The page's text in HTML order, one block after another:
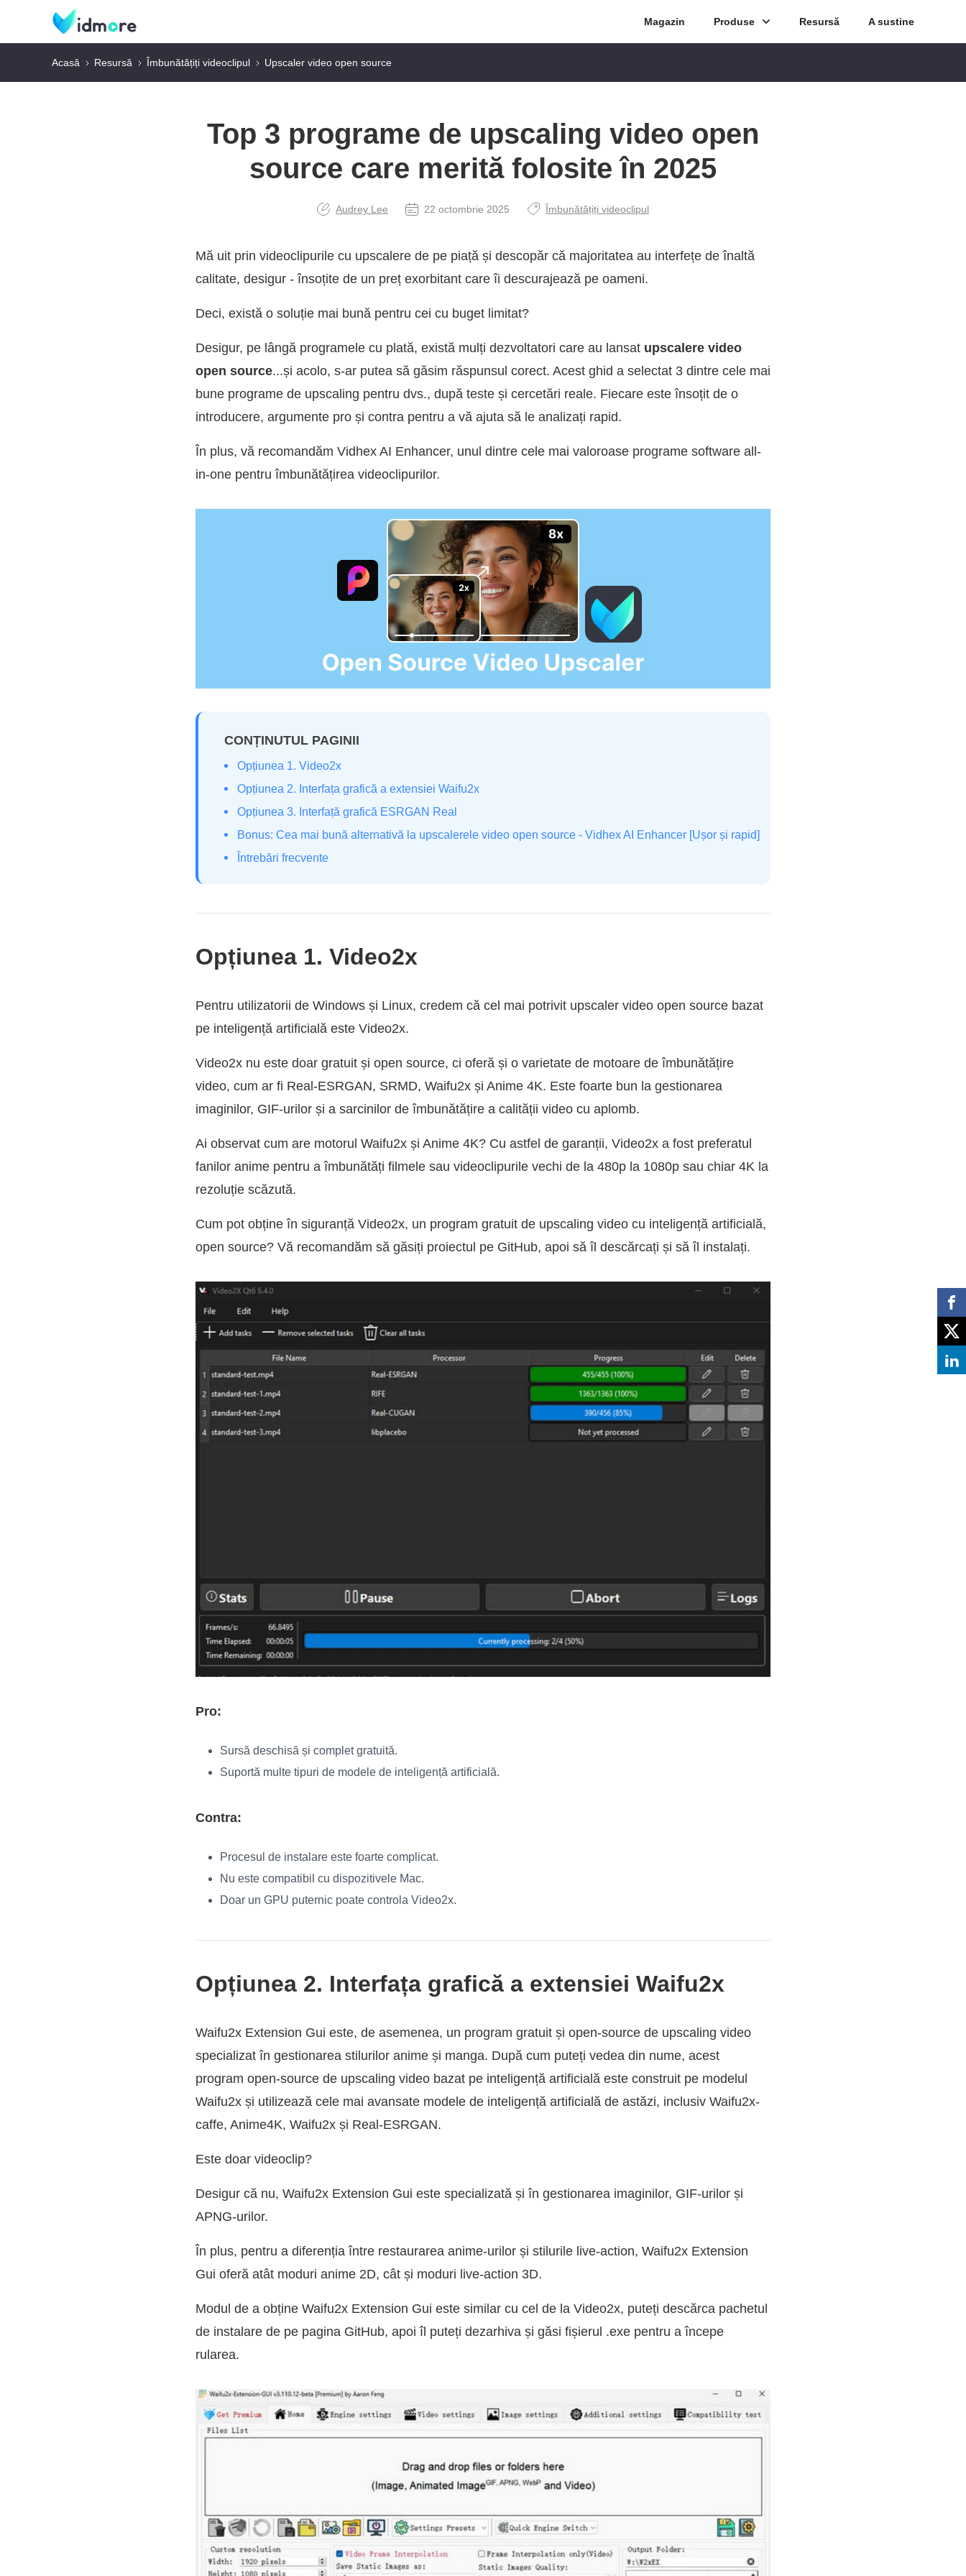
Magazin Produse Resursă A sustine
Acasă Resursă Îmbunătățiți videoclipul Upscaler video open source
Top 3 programe de upscaling video open
source care merită folosite în 2025
Audrey Lee 22 octombrie 2025 Îmbunătățiți videoclipul
Mă uit prin videoclipurile cu upscalere de pe piață și descopăr că majoritatea au interfețe de înaltă
calitate, desigur - însoțite de un preț exorbitant care îi descurajează pe oameni.
Deci, există o soluție mai bună pentru cei cu buget limitat?
Desigur, pe lângă programele cu plată, există mulți dezvoltatori care au lansat upscalere video
open source...și acolo, s-ar putea să găsim răspunsul corect. Acest ghid a selectat 3 dintre cele mai
bune programe de upscaling pentru dvs., după teste și cercetări reale. Fiecare este însoțit de o
introducere, argumente pro și contra pentru a vă ajuta să le analizați rapid.
În plus, vă recomandăm Vidhex AI Enhancer, unul dintre cele mai valoroase programe software all-
in-one pentru îmbunătățirea videoclipurilor.
CONȚINUTUL PAGINII
Opțiunea 1. Video2x
Opțiunea 2. Interfața grafică a extensiei Waifu2x
Opțiunea 3. Interfață grafică ESRGAN Real
Bonus: Cea mai bună alternativă la upscalerele video open source - Vidhex AI Enhancer [Ușor și rapid]
Întrebări frecvente
Opțiunea 1. Video2x
Pentru utilizatorii de Windows și Linux, credem că cel mai potrivit upscaler video open source bazat
pe inteligență artificială este Video2x.
Video2x nu este doar gratuit și open source, ci oferă și o varietate de motoare de îmbunătățire
video, cum ar fi Real-ESRGAN, SRMD, Waifu2x și Anime 4K. Este foarte bun la gestionarea
imaginilor, GIF-urilor și a sarcinilor de îmbunătățire a calității video cu aplomb.
Ai observat cum are motorul Waifu2x și Anime 4K? Cu astfel de garanții, Video2x a fost preferatul
fanilor anime pentru a îmbunătăți filmele sau videoclipurile vechi de la 480p la 1080p sau chiar 4K la
rezoluție scăzută.
Cum pot obține în siguranță Video2x, un program gratuit de upscaling video cu inteligență artificială,
open source? Vă recomandăm să găsiți proiectul pe GitHub, apoi să îl descărcați și să îl instalați.
Pro:
Sursă deschisă și complet gratuită.
Suportă multe tipuri de modele de inteligență artificială.
Contra:
Procesul de instalare este foarte complicat.
Nu este compatibil cu dispozitivele Mac.
Doar un GPU puternic poate controla Video2x.
Opțiunea 2. Interfața grafică a extensiei Waifu2x
Waifu2x Extension Gui este, de asemenea, un program gratuit și open-source de upscaling video
specializat în gestionarea stilurilor anime și manga. După cum puteți vedea din nume, acest
program open-source de upscaling video bazat pe inteligență artificială este construit pe modelul
Waifu2x și utilizează cele mai avansate modele de inteligență artificială de astăzi, inclusiv Waifu2x-
caffe, Anime4K, Waifu2x și Real-ESRGAN.
Este doar videoclip?
Desigur că nu, Waifu2x Extension Gui este specializată și în gestionarea imaginilor, GIF-urilor și
APNG-urilor.
În plus, pentru a diferenția între restaurarea anime-urilor și stilurile live-action, Waifu2x Extension
Gui oferă atât moduri anime 2D, cât și moduri live-action 3D.
Modul de a obține Waifu2x Extension Gui este similar cu cel de la Video2x, puteți descărca pachetul
de instalare de pe pagina GitHub, apoi îl puteți dezarhiva și găsi fișierul .exe pentru a începe
rularea.